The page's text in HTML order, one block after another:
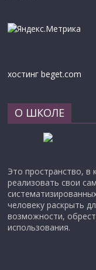
хостинг beget.com
О ШКОЛЕ
Это пространство, в
реализовать свои
человеку раскрыть
возможности,
использования.